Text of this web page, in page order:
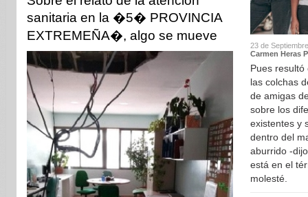
sanitaria en la �5� PROVINCIA
EXTREMEÑA�, algo se mueve
23 de
Carmen Heras
Pues
las colchas
de amigas
sobre los
existentes y
dentro del
aburrido -
está en el
molesté.